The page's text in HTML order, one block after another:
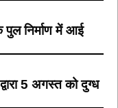
पुल निर्माण में आई
5 अगस्त को दुग्ध